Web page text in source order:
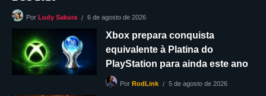
Por Ludy Sakura 6 de agosto de 2026
Xbox prepara conquista
equivalente à Platina do
PlayStation para ainda este ano
Por RodLink 5 de agosto de 2026